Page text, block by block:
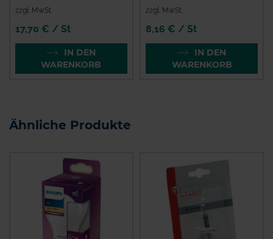
zzgl. MwSt.
17,70 € / St
IN DEN
WARENKORB
zzgl. MwSt.
8,16 € / St
IN DEN
WARENKORB
Ähnliche Produkte